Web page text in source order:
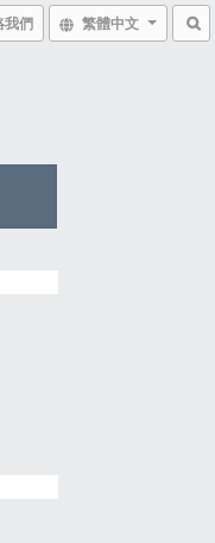
我們 繁體中文